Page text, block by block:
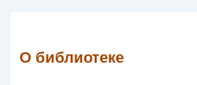
О библиотеке